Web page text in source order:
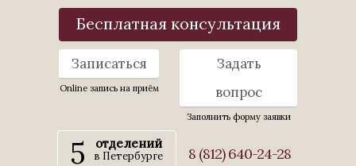
Бесплатная консультация
Записаться
Online запись на приём
Задать
вопрос
Заполнить форму заявки
5 отделений
в Петербурге 8 (812) 640-24-28